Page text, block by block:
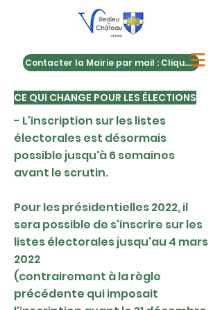
Contacter la Mairie par mail : Cliquez ici
CE QUI CHANGE POUR LES ÉLECTIONS
- L'inscription sur les listes
électorales est désormais
possible jusqu'à 6 semaines
avant le scrutin.
Pour les présidentielles 2022, il
sera possible de s'inscrire sur les
listes électorales jusqu'au 4 mars
2022
(contrairement à la règle
précédente qui imposait